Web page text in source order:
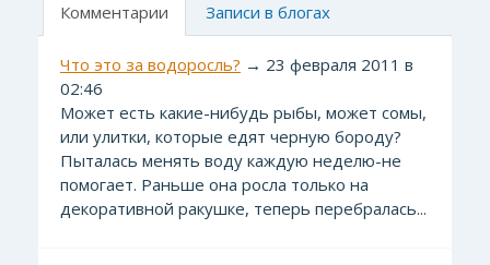
Комментарии Записи в блогах
Что это за водоросль? → 23 февраля 2011 в
02:46
Может есть какие-нибудь рыбы, может сомы,
или улитки, которые едят черную бороду?
Пыталась менять воду каждую неделю-не
помогает. Раньше она росла только на
декоративной ракушке, теперь перебралась...